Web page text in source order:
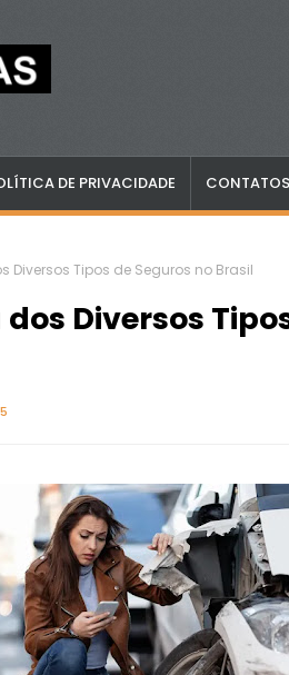
DE PRIVACIDADE CONTATOS
Diversos Tipos de Seguros no Brasil
Diversos